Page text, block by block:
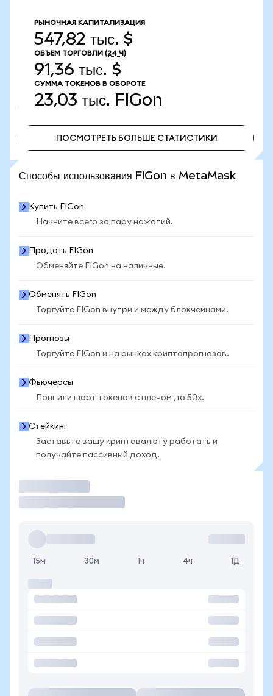
РЫНОЧНАЯ КАПИТАЛИЗАЦИЯ
547,82 тыс. $
ОБЪЕМ ТОРГОВЛИ (24 Ч)
91,36 тыс. $
СУММА ТОКЕНОВ В ОБОРОТЕ
23,03 тыс. FIGon
ПОСМОТРЕТЬ БОЛЬШЕ СТАТИСТИКИ
Способы использования FIGon в MetaMask
Купить FIGon
Начните всего за пару нажатий.
Продать FIGon
Обменяйте FIGon на наличные.
Обменять FIGon
Торгуйте FIGon внутри и между блокчейнами.
Прогнозы
Торгуйте FIGon и на рынках криптопрогнозов.
Фьючерсы
Лонг или шорт токенов с плечом до 50x.
Стейкинг
Заставьте вашу криптовалюту работать и
получайте пассивный доход.
15м 30м 1ч 4ч 1Д